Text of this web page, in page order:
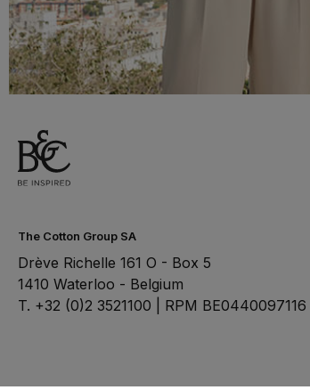
The Cotton Group SA
Drève Richelle 161 O - Box 5
1410 Waterloo - Belgium
T. +32 (0)2 3521100 | RPM BE0440097116